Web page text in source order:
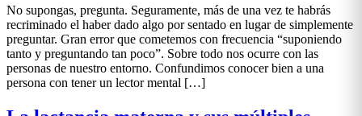
No supongas, pregunta. Seguramente, más de una vez te habrás
recriminado el haber dado algo por sentado en lugar de simplemente
preguntar. Gran error que cometemos con frecuencia “suponiendo
tanto y preguntando tan poco”. Sobre todo nos ocurre con las
personas de nuestro entorno. Confundimos conocer bien a una
persona con tener un lector mental […]